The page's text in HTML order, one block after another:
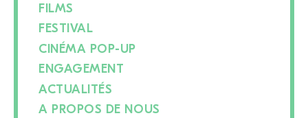
FILMS
FESTIVAL
CINÉMA POP-UP
ENGAGEMENT
ACTUALITÉS
A PROPOS DE NOUS